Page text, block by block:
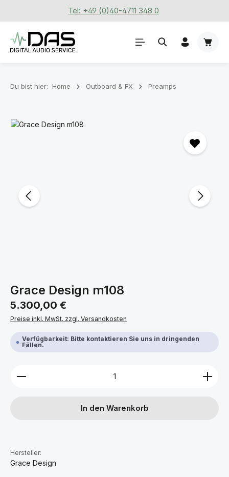
Zum Hauptinhalt springenTel: +49 (0)40-4711 348 0
Du bist hier: Home Outboard & FX Preamps
Bildergalerie überspringen
Grace Design m108
Regulärer Preis:
5.300,00 €
Preise inkl. MwSt. zzgl. Versandkosten
Verfügbarkeit: Bitte kontaktieren Sie uns in dringenden
Fällen.
Produkt Anzahl: Gib den gewünschten Wert ein
In den Warenkorb
Hersteller:
Grace Design